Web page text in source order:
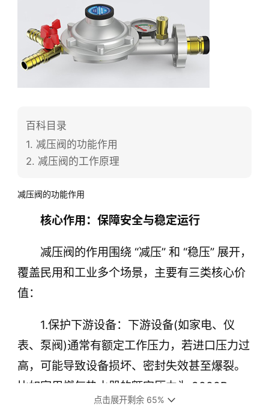
百科目录
1. 减压阀的功能作用
2. 减压阀的工作原理
减压阀的功能作用
核心作用：保障安全与稳定运行
减压阀的作用围绕 “减压” 和 “稳压” 展开，
覆盖民用和工业多个场景，主要有三类核心价
值：
1.保护下游设备：下游设备(如家电、仪
表、泵阀)通常有额定工作压力，若进口压力过
高，可能导致设备损坏、密封失效甚至爆裂。
比如家用燃气热水器的额定压力为 2000Pa，
而市政燃气管网压力可能达到 3000Pa 以上，
点击展开剩余 65%